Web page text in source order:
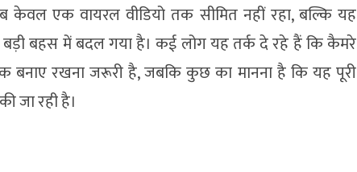
केवल एक वायरल वीडियो तक सीमित नहीं रहा, बल्कि यह
बड़ी बहस में बदल गया है। कई लोग यह तर्क दे रहे हैं कि कैमरे
बनाए रखना जरूरी है, जबकि कुछ का मानना है कि यह पूरी
जा रही है।